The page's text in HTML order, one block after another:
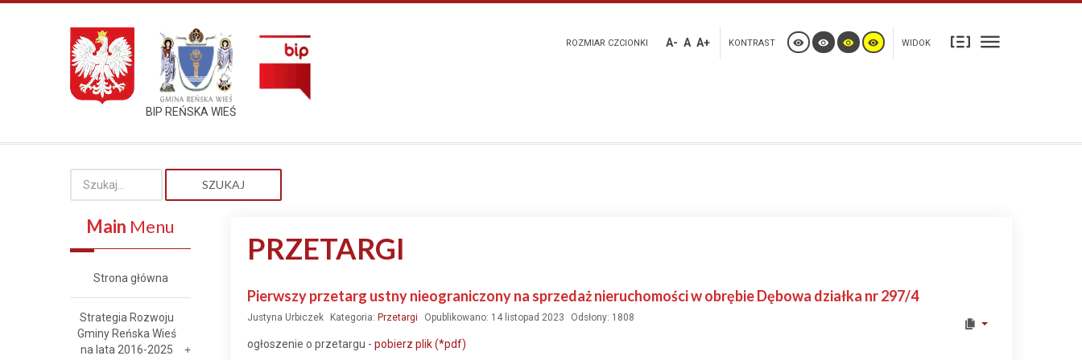
BIP REŃSKA WIEŚ
ROZMIAR CZCIONKI A- A A+ KONTRAST WIDOK
SZUKAJ
PRZETARGI
Pierwszy przetarg ustny nieograniczony na sprzedaż nieruchomości w obrębie Dębowa działka nr 297/4
Justyna Urbiczek Kategoria: Przetargi Opublikowano: 14 listopad 2023 Odsłony: 1808
ogłoszenie o przetargu - pobierz plik (*pdf)
Main Menu
Strona główna
Strategia Rozwoju
Gminy Reńska Wieś
na lata 2016-2025